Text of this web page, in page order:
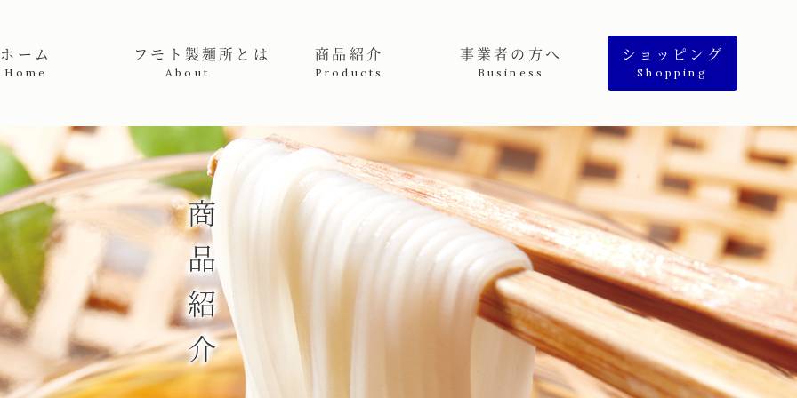
高級手延素麺販売者 | フモト製麺所
ホーム
Home
フモト製麺所とは
About
商品紹介
Products
事業者の方へ
Business
ショッピング
Shopping
商品紹介